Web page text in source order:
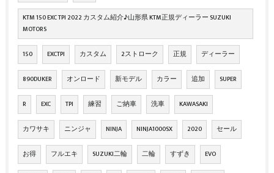
KTM 150 EXC TPI 2022 カスタム紹介♪山形県 KTM正規ディーラー SUZUKI
MOTORS
150 EXCTPI カスタム 2ストローク 正規 ディーラー
890DUKER オンロード 新モデル カラー 追加 SUPER
R EXC TPI 練習 ご納車 洗車 KAWASAKI
カワサキ ニンジャ NINJA NINJA1000SX 2020 セール
お得 フルエキ SUZUKI二輪 二輪 すずき EVO